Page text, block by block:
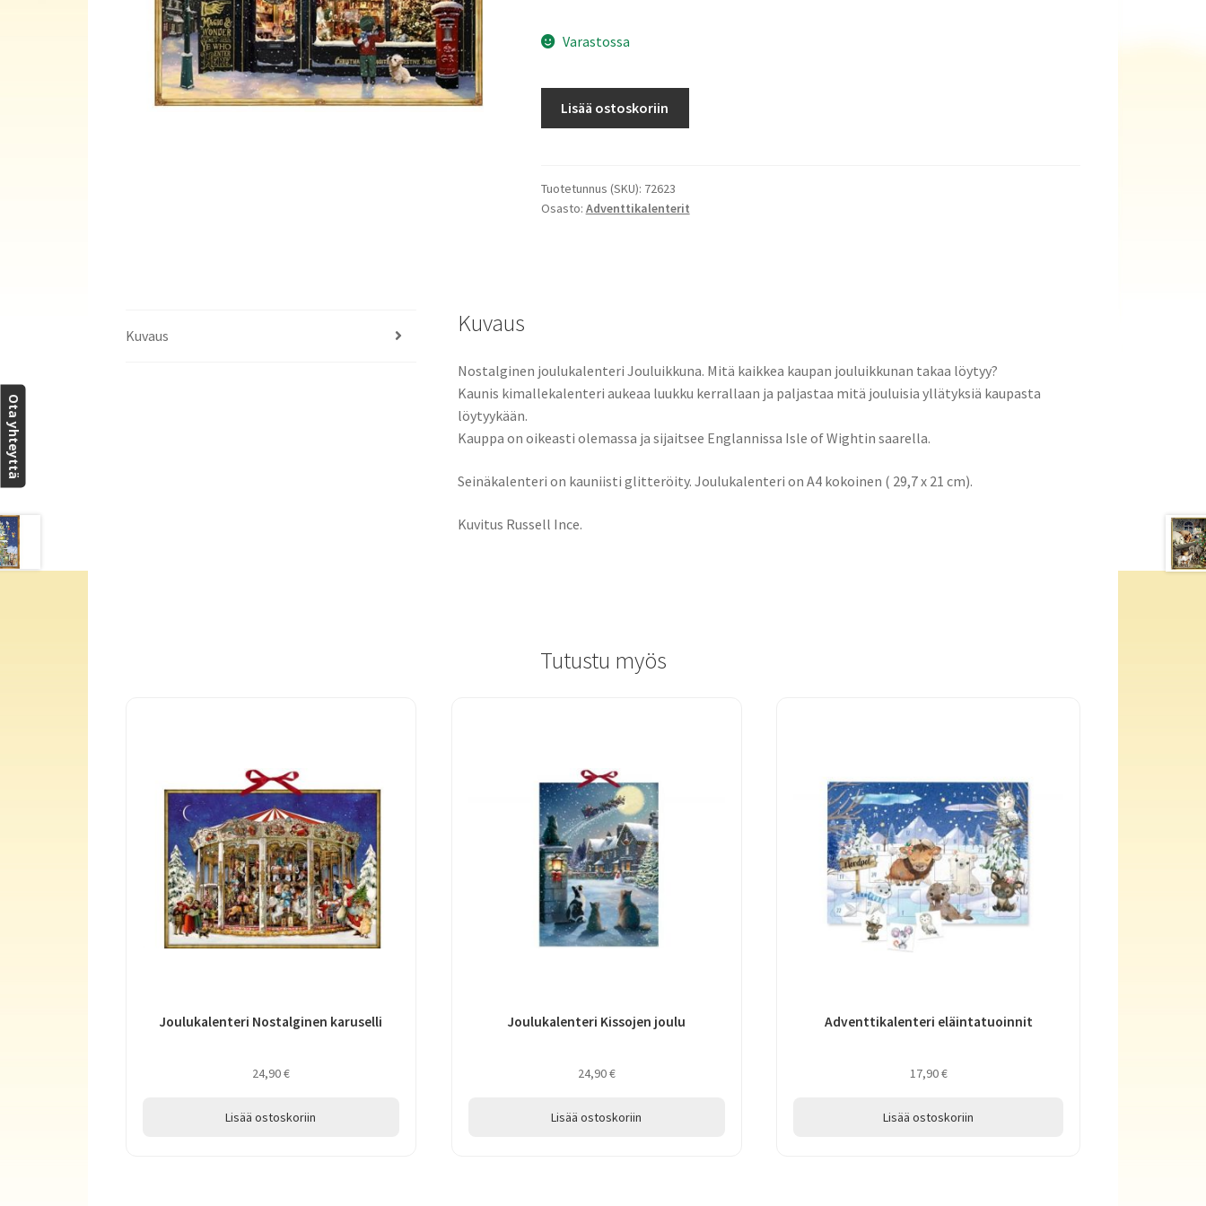
Varastossa
määrä
Lisää ostoskoriin
Tuotetunnus (SKU): 72623
Osasto: Adventtikalenterit
Kuvaus Kuvaus
Nostalginen joulukalenteri Jouluikkuna. Mitä kaikkea kaupan jouluikkunan takaa löytyy?
Kaunis kimallekalenteri aukeaa luukku kerrallaan ja paljastaa mitä jouluisia yllätyksiä kaupasta
löytyykään.
Kauppa on oikeasti olemassa ja sijaitsee Englannissa Isle of Wightin saarella.
Seinäkalenteri on kauniisti glitteröity. Joulukalenteri on A4 kokoinen ( 29,7 x 21 cm).
Kuvitus Russell Ince.
Tutustu myös
Joulukalenteri Nostalginen karuselli
24,90€
Lisää ostoskoriin
Joulukalenteri Kissojen joulu
24,90€
Lisää ostoskoriin
Adventtikalenteri eläintatuoinnit
17,90€
Lisää ostoskoriin
Ota yhteyttä